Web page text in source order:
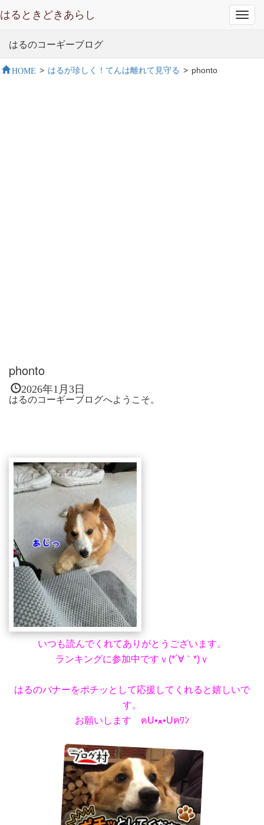
はるときどきあらし
はるのコーギーブログ
HOME > はるが珍しく！てんは離れて見守る > phonto
phonto
2026年1月3日
はるのコーギーブログへようこそ。
いつも読んでくれてありがとうございます。
ランキングに参加中ですｖ(*´∀｀*)ｖ
はるのバナーをポチッとして応援してくれると嬉しいで
す。
お願いします ฅU•ﻌ•Uฅﾜﾝ